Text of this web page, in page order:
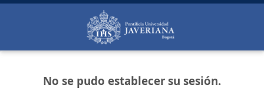
No se pudo establecer su sesión.